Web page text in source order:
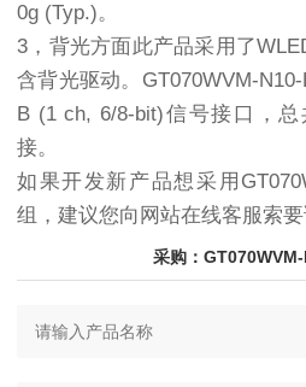
0g (Typ.)。
3，背光方面此产品采用了
含背光驱动。GT070WVM-
B (1 ch, 6/8-bit)信号接口，
接。
如果开发新产品想采用
组，建议您向网站在线客服索要
采购：